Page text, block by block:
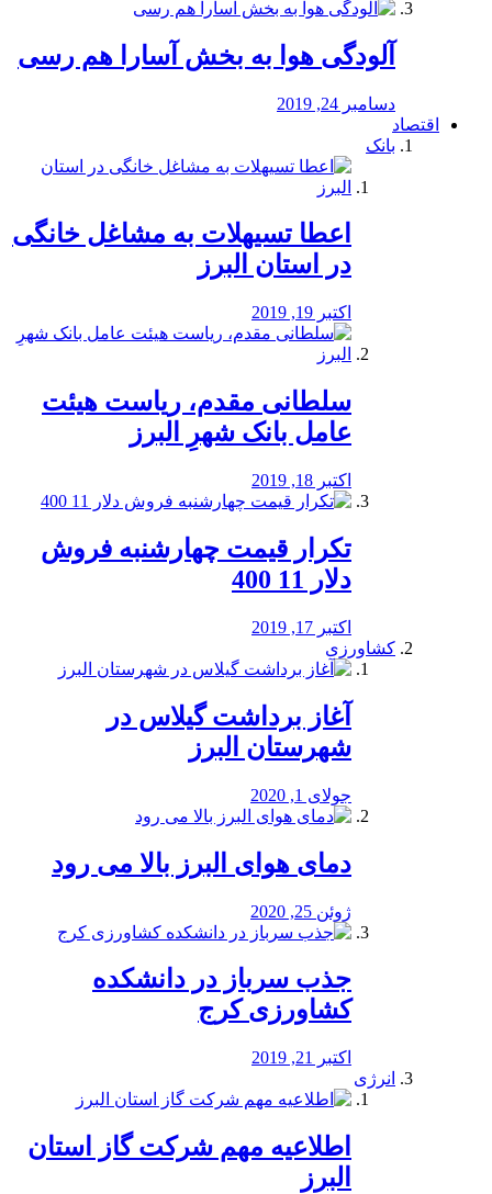
آلودگی هوا به بخش آسارا هم رسی
دسامبر 24, 2019
اقتصاد
بانک
️اعطا تسیهلات به مشاغل خانگی
در استان البرز
اکتبر 19, 2019
سلطانی مقدم، ریاست هیئت
عامل بانک شهرِ البرز
اکتبر 18, 2019
تکرار قیمت چهارشنبه فروش
دلار 11 400
اکتبر 17, 2019
کشاورزی
آغاز برداشت گیلاس در
شهرستان البرز
جولای 1, 2020
دمای هوای البرز بالا می رود
ژوئن 25, 2020
جذب سرباز در دانشکده
کشاورزی کرج
اکتبر 21, 2019
انرژی
️اطلاعیه مهم شرکت گاز استان
البرز